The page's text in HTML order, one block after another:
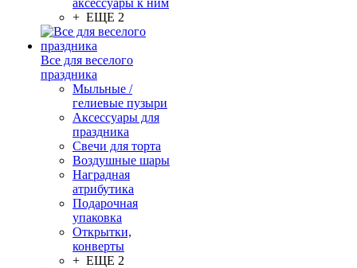
аксессуары к ним
+ ЕЩЕ 2
Все для веселого
праздника
Мыльные /
гелиевые пузыри
Аксессуары для
праздника
Свечи для торта
Воздушные шары
Наградная
атрибутика
Подарочная
упаковка
Открытки,
конверты
+ ЕЩЕ 2